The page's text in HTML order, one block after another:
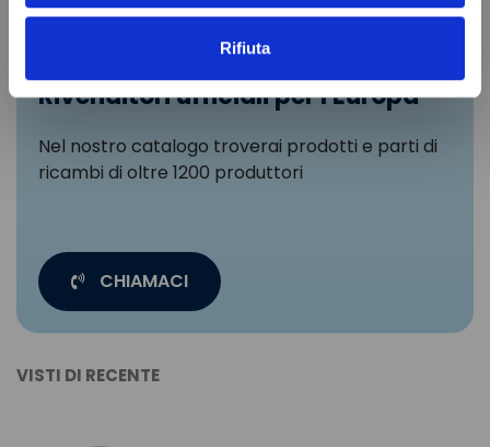
Rifiuta
Rivenditori ufficiali per l'Europa
Nel nostro catalogo troverai prodotti e parti di
ricambi di oltre 1200 produttori
CHIAMACI
VISTI DI RECENTE